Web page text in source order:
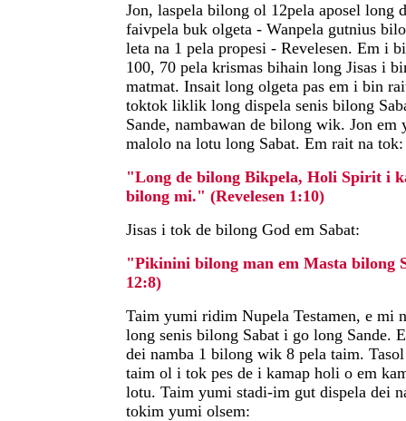
Jon, laspela bilong ol 12pela aposel long
faivpela buk olgeta - Wanpela gutnius
leta na 1 pela propesi - Revelesen. Em i
100, 70 pela krismas bihain long Jisas i
matmat. Insait long olgeta pas em i bin
toktok liklik long dispela senis bilong
Sande, nambawan de bilong wik. Jon em
malolo na lotu long Sabat. Em rait na tok:
"Long de bilong Bikpela, Holi Spirit i
bilong mi." (Revelesen 1:10)
Jisas i tok de bilong God em Sabat:
"Pikinini bilong man em Masta bilong
12:8)
Taim yumi ridim Nupela Testamen, e mi
long senis bilong Sabat i go long Sande.
dei namba 1 bilong wik 8 pela taim.
taim ol i tok pes de i kamap holi o em
lotu. Taim yumi stadi-im gut dispela dei
tokim yumi olsem: